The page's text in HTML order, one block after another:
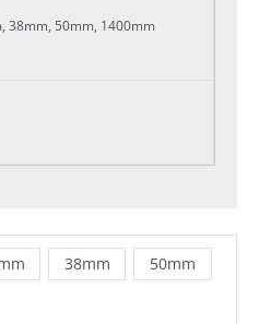
38mm, 50mm, 1400mm
38mm
50mm